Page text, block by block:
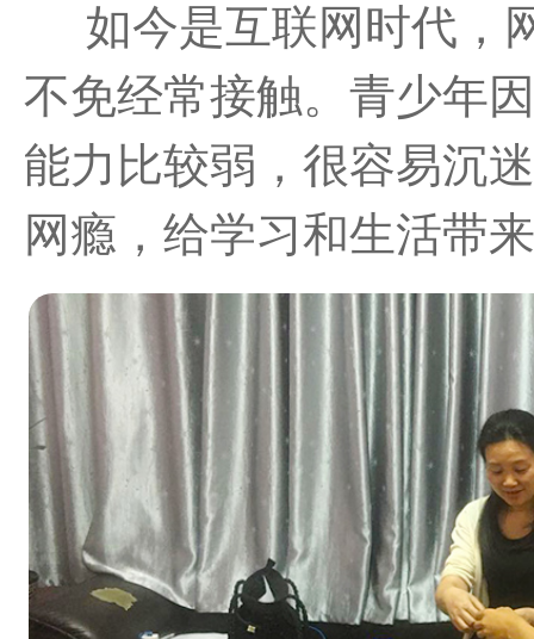
如今是互联网时代，
不免经常接触。青少年
能力比较弱，很容易沉
网瘾，给学习和生活带